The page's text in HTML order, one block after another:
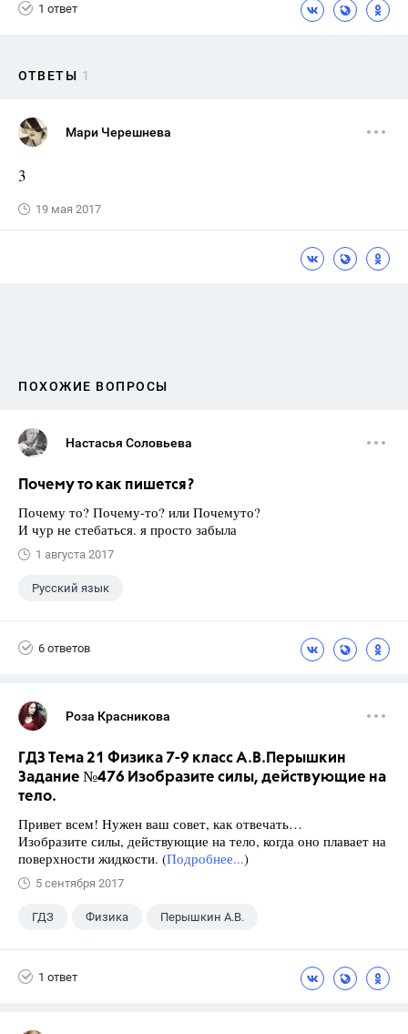
1 ответ
ОТВЕТЫ 1
Мари Черешнева
3
19 мая 2017
ПОХОЖИЕ ВОПРОСЫ
Настасья Соловьева
Почему то как пишется?
Почему то? Почему-то? или Почемуто?
И чур не стебаться. я просто забыла
1 августа 2017
Русский язык
6 ответов
Роза Красникова
ГДЗ Тема 21 Физика 7-9 класс А.В.Перышкин
Задание №476 Изобразите силы, действующие на
тело.
Привет всем! Нужен ваш совет, как отвечать…
Изобразите силы, действующие на тело, когда оно плавает на
поверхности жидкости. (Подробнее...)
5 сентября 2017
ГДЗ Физика Перышкин А.В.
1 ответ